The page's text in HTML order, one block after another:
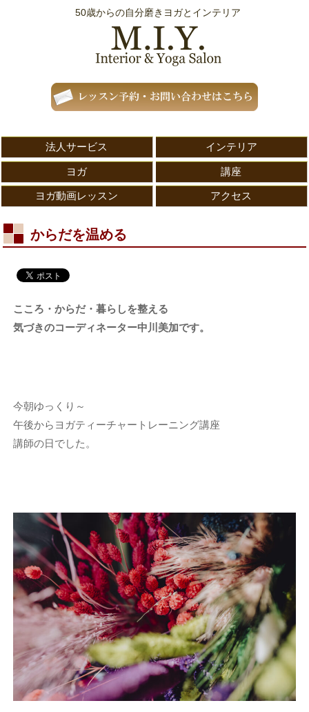
50歳からの自分磨きヨガとインテリア
法人サービス インテリア
ヨガ 講座
ヨガ動画レッスン アクセス
からだを温める
こころ・からだ・暮らしを整える
気づきのコーディネーター中川美加です。
今朝ゆっくり～
午後からヨガティーチャートレーニング講座
講師の日でした。